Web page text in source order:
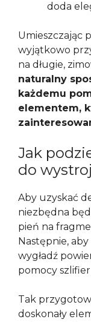
doda
Umieszczając
wyjątkowo
na długie,
naturalny
każdemu
elementem,
Jak
do
Aby uzyskać
niezbędna
pień na
Następnie,
wygładź
pomocy
Tak
doskonały